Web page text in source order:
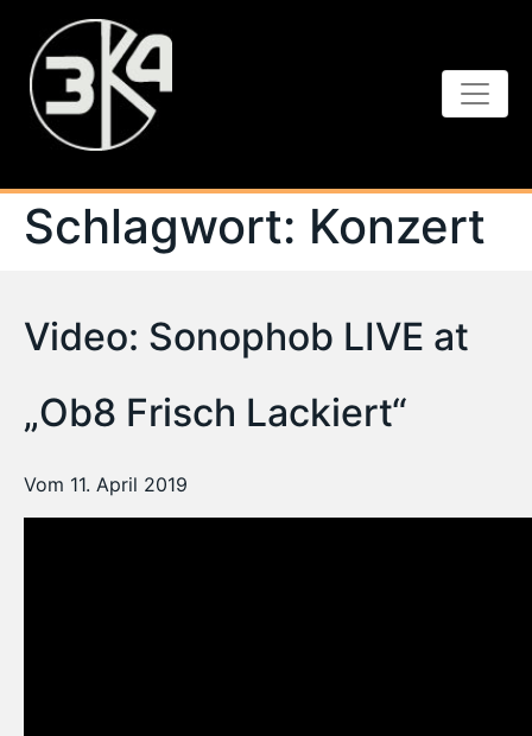
Schlagwort: Konzert
Video: Sonophob LIVE at
„Ob8 Frisch Lackiert“
Vom 11. April 2019